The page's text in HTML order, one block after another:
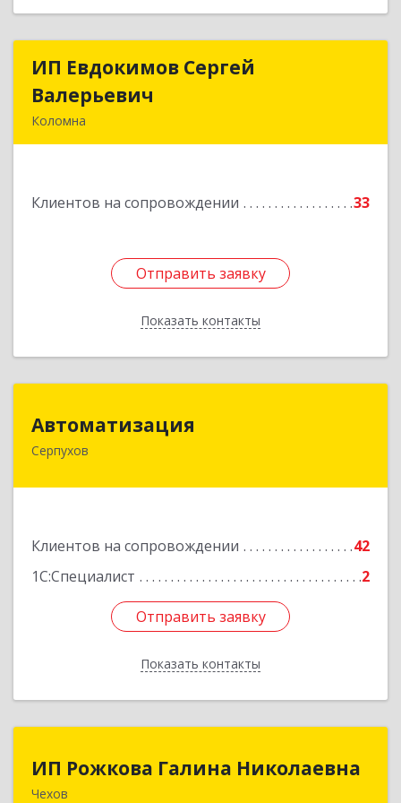
ИП Евдокимов Сергей
Валерьевич
Коломна
Клиентов на сопровождении 33
Отправить заявку
Показать контакты
ИП Евдокимов Сергей
Подробнее
Отправить заявку
Назад
Автоматизация
Серпухов
Клиентов на сопровождении
42
1С:Специалист
2
Отправить заявку
Показать контакты
Отправить заявку
Назад
ИП Рожкова Галина Николаевна
Чехов
142306, Московская обл, Чеховский р-н, Чехов